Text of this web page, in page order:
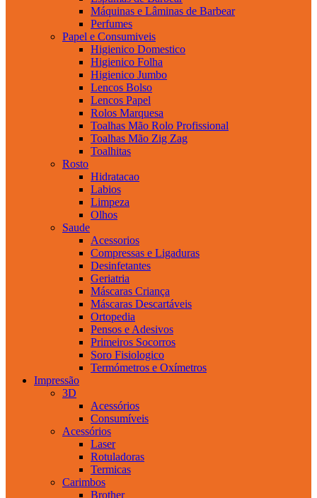
Máquinas e Lâminas de Barbear
Perfumes
Papel e Consumiveis
Higienico Domestico
Higienico Folha
Higienico Jumbo
Lencos Bolso
Lencos Papel
Rolos Marquesa
Toalhas Mão Rolo Profissional
Toalhas Mão Zig Zag
Toalhitas
Rosto
Hidratacao
Labios
Limpeza
Olhos
Saude
Acessorios
Compressas e Ligaduras
Desinfetantes
Geriatria
Máscaras Criança
Máscaras Descartáveis
Ortopedia
Pensos e Adesivos
Primeiros Socorros
Soro Fisiologico
Termómetros e Oxímetros
Impressão
3D
Acessórios
Consumíveis
Acessórios
Laser
Rotuladoras
Termicas
Carimbos
Brother